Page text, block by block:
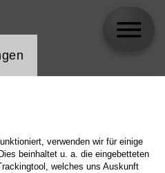
verwenden wir für einige
beinhaltet u. a. die eingebetteten
welches uns Auskunft